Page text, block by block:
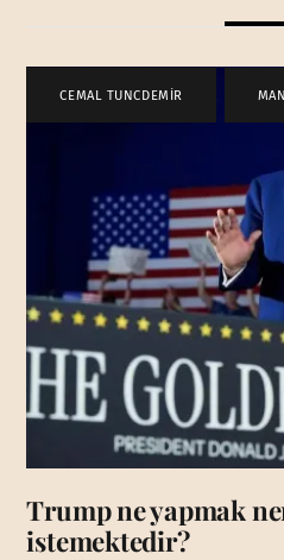
CEMAL TUNCDEMİR
Trump ne yapmak
istemektedir?